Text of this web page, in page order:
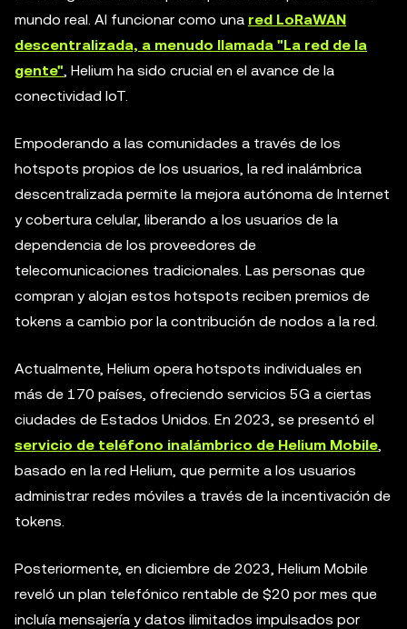
mundo real. Al funcionar como una red LoRaWAN
descentralizada, a menudo llamada "La red de la
gente", Helium ha sido crucial en el avance de la
conectividad IoT.
Empoderando a las comunidades a través de los
hotspots propios de los usuarios, la red inalámbrica
descentralizada permite la mejora autónoma de Internet
y cobertura celular, liberando a los usuarios de la
dependencia de los proveedores de
telecomunicaciones tradicionales. Las personas que
compran y alojan estos hotspots reciben premios de
tokens a cambio por la contribución de nodos a la red.
Actualmente, Helium opera hotspots individuales en
más de 170 países, ofreciendo servicios 5G a ciertas
ciudades de Estados Unidos. En 2023, se presentó el
servicio de teléfono inalámbrico de Helium Mobile,
basado en la red Helium, que permite a los usuarios
administrar redes móviles a través de la incentivación de
tokens.
Posteriormente, en diciembre de 2023, Helium Mobile
reveló un plan telefónico rentable de $20 por mes que
incluía mensajería y datos ilimitados impulsados por